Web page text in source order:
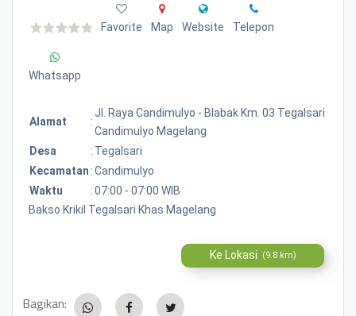
Favorite Map Website Telepon
Whatsapp
Alamat :
Jl. Raya Candimulyo - Blabak Km. 03 Tegalsari
Candimulyo Magelang
Desa
: Tegalsari
Kecamatan :Candimulyo
Waktu
:07:00 - 07:00 WIB
Bakso Krikil Tegalsari Khas Magelang
Ke Lokasi (9.8 km)
Bagikan: